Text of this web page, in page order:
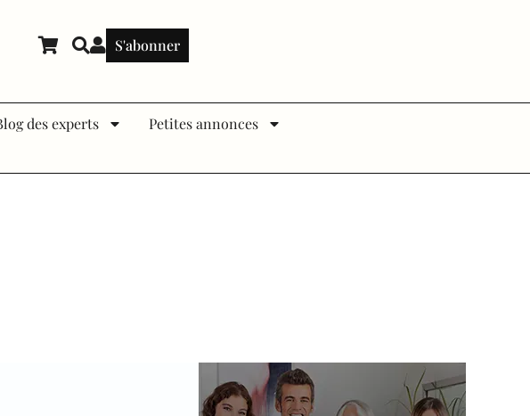
S'abonner
des experts Petites annonces